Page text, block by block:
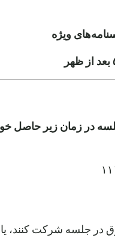
ویژه
در زمان زیر حاصل
در جلسه شرکت کنند،